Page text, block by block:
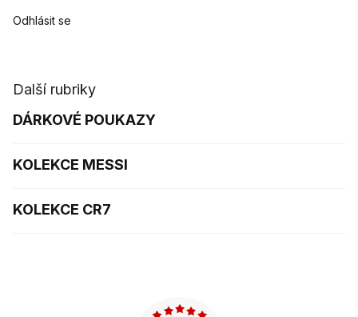
Odhlásit se
Další rubriky
DÁRKOVÉ POUKAZY
KOLEKCE MESSI
KOLEKCE CR7